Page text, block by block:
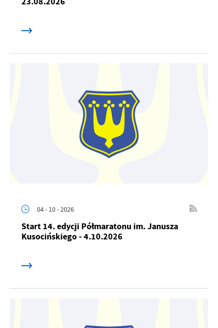
04 - 10 - 2026
Start 14. edycji Półmaratonu im. Janusza
Kusocińskiego - 4.10.2026